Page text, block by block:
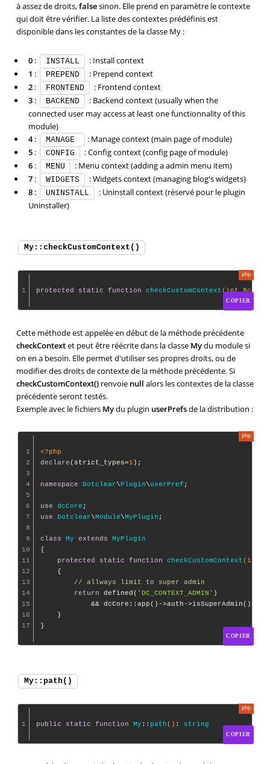
à assez de droits,falsesinon. Elle prend en paramètre le contexte
qui doit être vérifier. La liste des contextes prédéfinis est
disponible dans les constantes de la classe My :
0: INSTALL
: Install context
1 : PREPEND
: Prepend context
2: FRONTEND
: Frontend context
3: BACKEND
: Backend context (usually when the
connected user may access at least one functionnality of this
module)
4: MANAGE
: Manage context (main page of module)
5: CONFIG
: Config context (config page of module)
6: MENU
: Menu context (adding a admin menu item)
7: WIDGETS
: Widgets context (managing blog's widgets)
8: UNINSTALL
: Uninstall context (réservé pour le plugin
Uninstaller)
My::checkCustomContext()
1 protected static function checkCustomContext (int
COPIER
Cette méthode est appelée en début de la méthode précédente
checkContextet peut être réécrite dans la classe Mydu module si
on en a besoin. Elle permet d'utiliser ses propres droits, ou de
modifier des droits de contexte de la méthode précédente. Si
checkCustomContext()renvoie null alors les contextes de la classe
précédente seront testés.
Exemple avec le fichiers Mydu plugin userPrefsde la distribution :
1
2
3
4
5
6
7
8
9
10
11
12
13
14
15
16
17
<?php
declare(strict_types=1 );
namespace Dotclear\Plugin\userPref ;
use dcCore
use
Dotclear\Module\MyPlugin ;
class My extends
MyPlugin
{
protected
static function checkCustomContext (int
{
// allways limit to super admin
return defined( 'DC_CONTEXT_ADMIN' )
            && dcCore::app()->auth->isSuperAdmin();
    }
COPIER
My::path()
1 public static function My :: path () : string
COPIER